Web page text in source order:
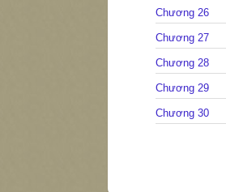
Chương 26
Chương 27
Chương 28
Chương 29
Chương 30